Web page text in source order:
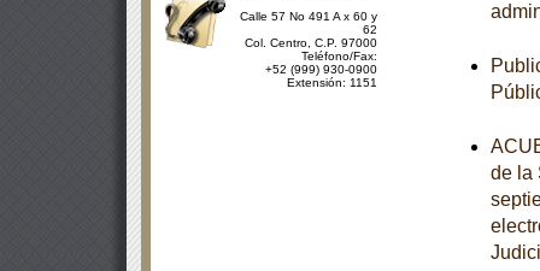
Calle 57 No 491 A x 60 y
62
Col. Centro, C.P. 97000
Teléfono/Fax:
+52 (999) 930-0900
Extensión: 1151
de la